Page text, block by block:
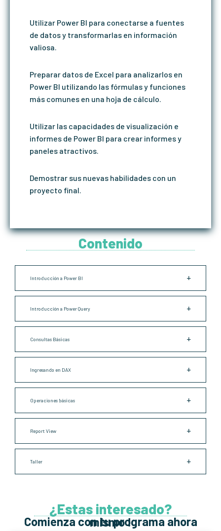
Utilizar Power BI para conectarse a fuentes
de datos y transformarlas en información
valiosa.
Preparar datos de Excel para analizarlos en
Power BI utilizando las fórmulas y funciones
más comunes en una hoja de cálculo.
Utilizar las capacidades de visualización e
informes de Power BI para crear informes y
paneles atractivos.
Demostrar sus nuevas habilidades con un
proyecto final.
Contenido
Introducción a Power BI
Introducción a Power Query
Consultas Básicas
Ingresando en DAX
Operaciones básicas
Report View
Taller
¿Estas interesado?
Comienza con tu programa ahora mismo !